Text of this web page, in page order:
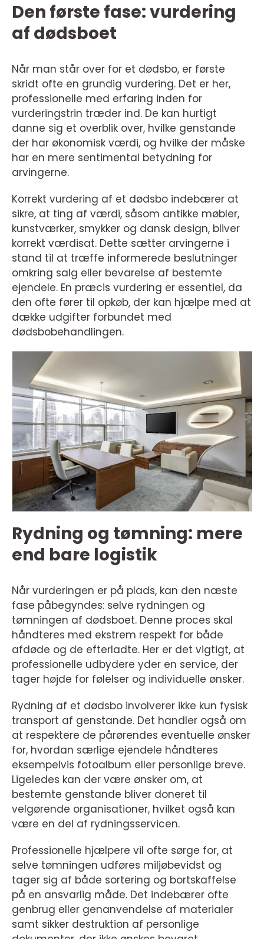
Den første fase: vurdering
af dødsboet
Når man står over for et dødsbo, er første
skridt ofte en grundig vurdering. Det er her,
professionelle med erfaring inden for
vurderingstrin træder ind. De kan hurtigt
danne sig et overblik over, hvilke genstande
der har økonomisk værdi, og hvilke der måske
har en mere sentimental betydning for
arvingerne.
Korrekt vurdering af et dødsbo indebærer at
sikre, at ting af værdi, såsom antikke møbler,
kunstværker, smykker og dansk design, bliver
korrekt værdisat. Dette sætter arvingerne i
stand til at træffe informerede beslutninger
omkring salg eller bevarelse af bestemte
ejendele. En præcis vurdering er essentiel, da
den ofte fører til opkøb, der kan hjælpe med at
dække udgifter forbundet med
dødsbobehandlingen.
Rydning og tømning: mere
end bare logistik
Når vurderingen er på plads, kan den næste
fase påbegyndes: selve rydningen og
tømningen af dødsboet. Denne proces skal
håndteres med ekstrem respekt for både
afdøde og de efterladte. Her er det vigtigt, at
professionelle udbydere yder en service, der
tager højde for følelser og individuelle ønsker.
Rydning af et dødsbo involverer ikke kun fysisk
transport af genstande. Det handler også om
at respektere de pårørendes eventuelle ønsker
for, hvordan særlige ejendele håndteres
eksempelvis fotoalbum eller personlige breve.
Ligeledes kan der være ønsker om, at
bestemte genstande bliver doneret til
velgørende organisationer, hvilket også kan
være en del af rydningsservicen.
Professionelle hjælpere vil ofte sørge for, at
selve tømningen udføres miljøbevidst og
tager sig af både sortering og bortskaffelse
på en ansvarlig måde. Det indebærer ofte
genbrug eller genanvendelse af materialer
samt sikker destruktion af personlige